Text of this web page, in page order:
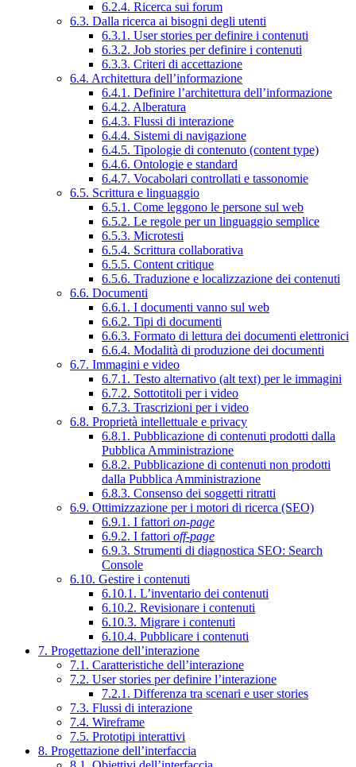
6.2.4. Ricerca sui forum
6.3. Dalla ricerca ai bisogni degli utenti
6.3.1. User stories per definire i contenuti
6.3.2. Job stories per definire i contenuti
6.3.3. Criteri di accettazione
6.4. Architettura dell’informazione
6.4.1. Definire l’architettura dell’informazione
6.4.2. Alberatura
6.4.3. Flussi di interazione
6.4.4. Sistemi di navigazione
6.4.5. Tipologie di contenuto (content type)
6.4.6. Ontologie e standard
6.4.7. Vocabolari controllati e tassonomie
6.5. Scrittura e linguaggio
6.5.1. Come leggono le persone sul web
6.5.2. Le regole per un linguaggio semplice
6.5.3. Microtesti
6.5.4. Scrittura collaborativa
6.5.5. Content critique
6.5.6. Traduzione e localizzazione dei contenuti
6.6. Documenti
6.6.1. I documenti vanno sul web
6.6.2. Tipi di documenti
6.6.3. Formato di lettura dei documenti elettronici
6.6.4. Modalità di produzione dei documenti
6.7. Immagini e video
6.7.1. Testo alternativo (alt text) per le immagini
6.7.2. Sottotitoli per i video
6.7.3. Trascrizioni per i video
6.8. Proprietà intellettuale e privacy
6.8.1. Pubblicazione di contenuti prodotti dalla
Pubblica Amministrazione
6.8.2. Pubblicazione di contenuti non prodotti
dalla Pubblica Amministrazione
6.8.3. Consenso dei soggetti ritratti
6.9. Ottimizzazione per i motori di ricerca (SEO)
6.9.1. I fattori on-page
6.9.2. I fattori off-page
6.9.3. Strumenti di diagnostica SEO: Search
Console
6.10. Gestire i contenuti
6.10.1. L’inventario dei contenuti
6.10.2. Revisionare i contenuti
6.10.3. Migrare i contenuti
6.10.4. Pubblicare i contenuti
7. Progettazione dell’interazione
7.1. Caratteristiche dell’interazione
7.2. User stories per definire l’interazione
7.2.1. Differenza tra scenari e user stories
7.3. Flussi di interazione
7.4. Wireframe
7.5. Prototipi interattivi
8. Progettazione dell’interfaccia